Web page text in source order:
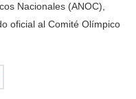
Nacionales (ANOC),
oficial al Comité Olímpico